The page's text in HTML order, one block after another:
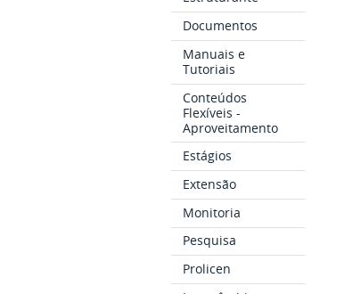
Documentos
Manuais e
Tutoriais
Conteúdos
Flexíveis -
Aproveitamento
Estágios
Extensão
Monitoria
Pesquisa
Prolicen